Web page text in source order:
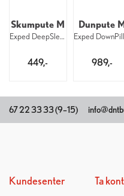
Skumpute M
Exped DeepSleep Pillow M NavyMountain
449,-
Dunpute
989,-
67 22 33 33 (9–15)
Kundesenter
Ta